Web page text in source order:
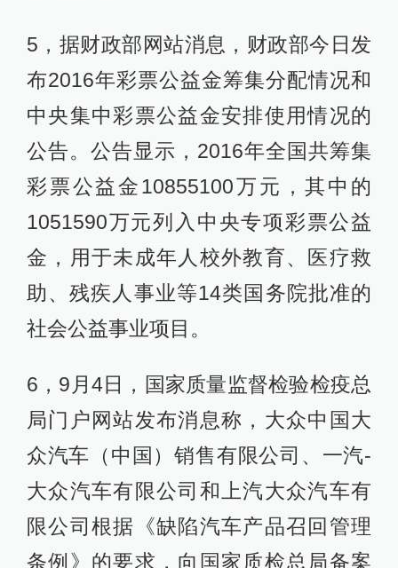
5，据财政部网站消息，财政部今日发
布2016年彩票公益金筹集分配情况和
中央集中彩票公益金安排使用情况的
公告。公告显示，2016年全国共筹集
彩票公益金10855100万元，其中的
1051590万元列入中央专项彩票公益
金，用于未成年人校外教育、医疗救
助、残疾人事业等14类国务院批准的
社会公益事业项目。
6，9月4日，国家质量监督检验检疫总
局门户网站发布消息称，大众中国大
众汽车（中国）销售有限公司、一汽-
大众汽车有限公司和上汽大众汽车有
限公司根据《缺陷汽车产品召回管理
条例》的要求，向国家质检总局备案